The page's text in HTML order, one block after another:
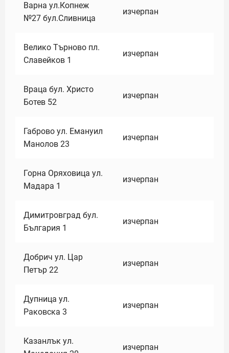
Варна ул.Копнеж
№27 бул.Сливница
изчерпан
Велико Търново пл.
Славейков 1
изчерпан
Враца бул. Христо
Ботев 52
изчерпан
Габрово ул. Емануил
Манолов 23
изчерпан
Горна Оряховица ул.
Мадара 1
изчерпан
Димитровград бул.
България 1
изчерпан
Добрич ул. Цар
Петър 22
изчерпан
Дупница ул.
Раковска 3
изчерпан
Казанлък ул.
изчерпан